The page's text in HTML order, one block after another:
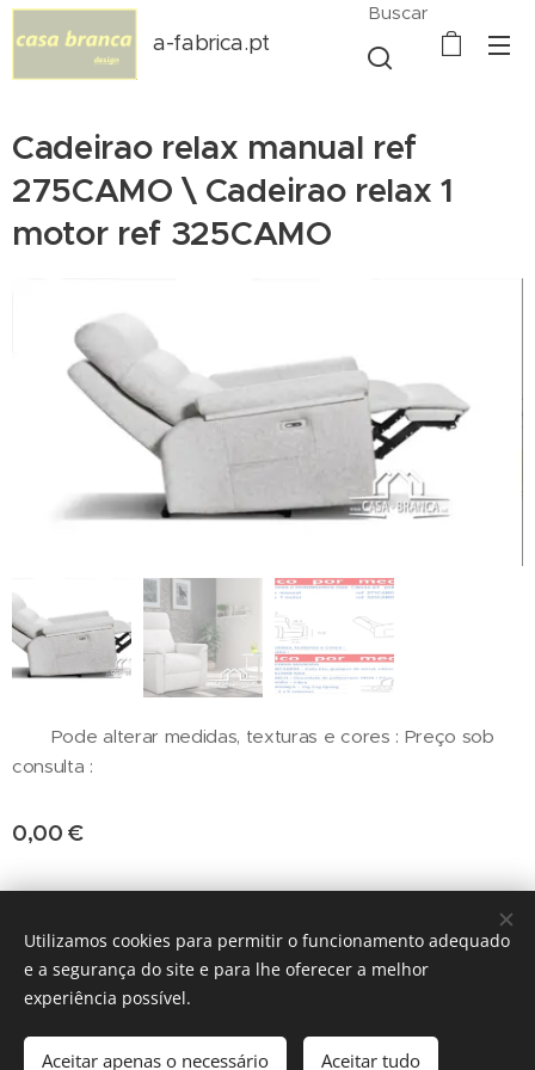
a-fabrica.pt
Buscar
Cadeirao relax manual ref
275CAMO \ Cadeirao relax 1
motor ref 325CAMO
Pode alterar medidas, texturas e cores : Preço sob
consulta :
0,00 €
Adicionar ao carrinho
fabrico x medida
Cookies
Utilizamos cookies para permitir o funcionamento adequado
e a segurança do site e para lhe oferecer a melhor
experiência possível.
Aceitar apenas o necessário Aceitar tudo